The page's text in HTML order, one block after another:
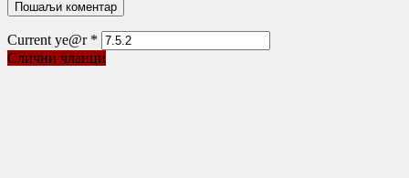
Current ye@r *
Слични чланци